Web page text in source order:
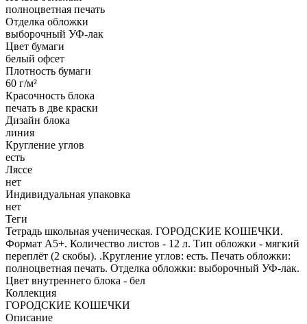
полноцветная печать
Отделка обложки
выборочный УФ-лак
Цвет бумаги
белый офсет
Плотность бумаги
60 г/м²
Красочность блока
печать в две краски
Дизайн блока
линия
Кругление углов
есть
Ляссе
нет
Индивидуальная упаковка
нет
Теги
Тетрадь школьная ученическая. ГОРОДСКИЕ КОШЕЧКИ.
Формат А5+. Количество листов - 12 л. Тип обложки - мягкий
переплёт (2 скобы). .Кругление углов: есть. Печать обложки:
полноцветная печать. Отделка обложки: выборочный УФ-лак.
Цвет внутреннего блока - бел
Коллекция
ГОРОДСКИЕ КОШЕЧКИ
Описание